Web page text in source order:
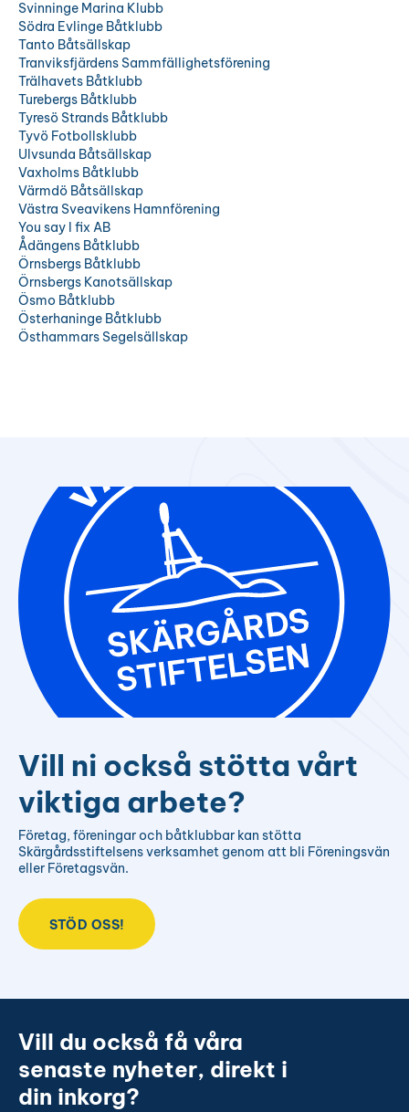
Svinninge Marina Klubb
Södra Evlinge Båtklubb
Tanto Båtsällskap
Tranviksfjärdens Sammfällighetsförening
Trälhavets Båtklubb
Turebergs Båtklubb
Tyresö Strands Båtklubb
Tyvö Fotbollsklubb
Ulvsunda Båtsällskap
Vaxholms Båtklubb
Värmdö Båtsällskap
Västra Sveavikens Hamnförening
You say I fix AB
Ådängens Båtklubb
Örnsbergs Båtklubb
Örnsbergs Kanotsällskap
Ösmo Båtklubb
Österhaninge Båtklubb
Östhammars Segelsällskap
Vill ni också stötta vårt
viktiga arbete?
Företag, föreningar och båtklubbar kan stötta
Skärgårdsstiftelsens verksamhet genom att bli Föreningsvän
eller Företagsvän.
STÖD OSS!
Vill du också få våra
senaste nyheter, direkt i
din inkorg?